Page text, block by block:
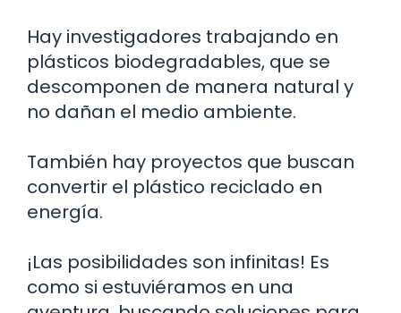
Hay investigadores trabajando en
plásticos biodegradables, que se
descomponen de manera natural y
no dañan el medio ambiente.
También hay proyectos que buscan
convertir el plástico reciclado en
energía.
¡Las posibilidades son infinitas! Es
como si estuviéramos en una